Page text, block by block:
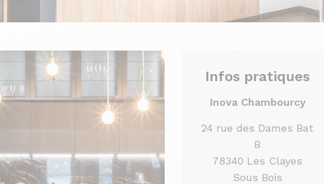
Infos pratiques
Inova Chambourcy
24 rue des Dames Bat
B
78340 Les Clayes
Sous Bois